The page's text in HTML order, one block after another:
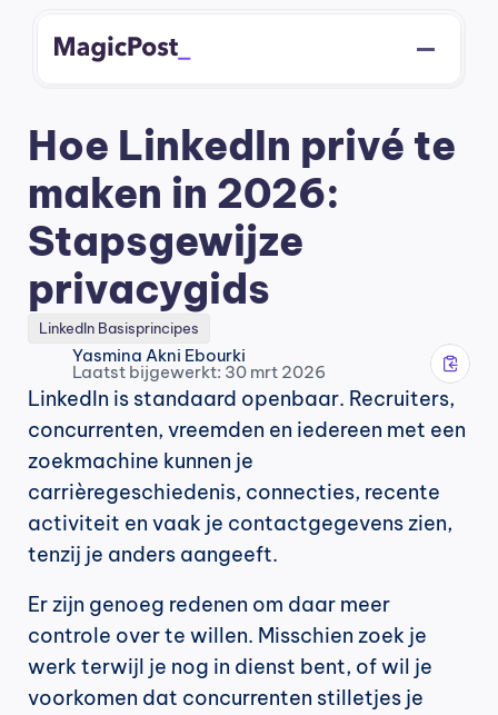
Hoe LinkedIn privé te
maken in 2026:
Stapsgewijze
privacygids
LinkedIn Basisprincipes
Yasmina Akni Ebourki
Laatst bijgewerkt: 30 mrt 2026
LinkedIn is standaard openbaar. Recruiters,
concurrenten, vreemden en iedereen met een
zoekmachine kunnen je
carrièregeschiedenis, connecties, recente
activiteit en vaak je contactgegevens zien,
tenzij je anders aangeeft.
Er zijn genoeg redenen om daar meer
controle over te willen. Misschien zoek je
werk terwijl je nog in dienst bent, of wil je
voorkomen dat concurrenten stilletjes je